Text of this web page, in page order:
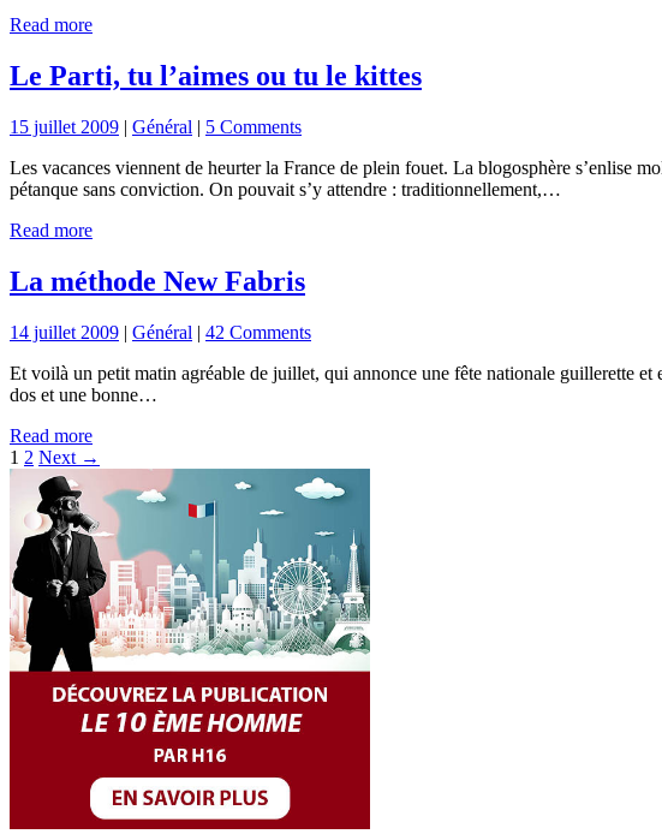
Read more
Le Parti, tu l’aimes ou tu le kittes
15 juillet 2009 | Général | 5 Comments
Les vacances viennent de heurter la France de plein fouet. La blogosphère s’enlise
pétanque sans conviction. On pouvait s’y attendre : traditionnellement,…
Read more
La méthode New Fabris
14 juillet 2009 | Général | 42 Comments
Et voilà un petit matin agréable de juillet, qui annonce une fête nationale guillerette
dos et une bonne…
Read more
Pagination
des
publications
1 2 Next →